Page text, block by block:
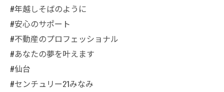
#年越しそばのように
#安心のサポート
#不動産のプロフェッショナル
#あなたの夢を叶えます
#仙台
#センチュリー21みなみ